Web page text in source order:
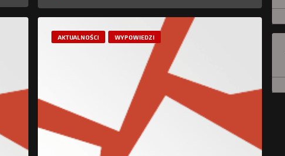
AKTUALNOŚCI WYPOWIEDZI